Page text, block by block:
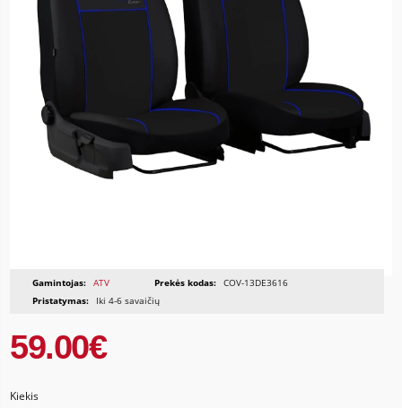
Gamintojas: ATV Prekės kodas: COV-13DE3616
Pristatymas:
Iki 4-6 savaičių
59.00€
Kiekis